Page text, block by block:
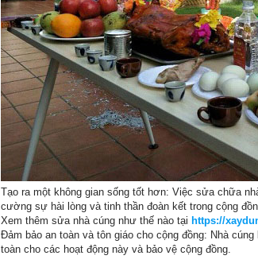
Tạo ra một không gian sống tốt hơn: Việc sửa chữa
cường sự hài lòng và tinh thần đoàn kết trong cộng
Xem thêm sửa nhà cúng như thế nào tại https://
Đảm bảo an toàn và tôn giáo cho cộng đồng: Nhà
toàn cho các hoạt động này và bảo vệ cộng đồng.